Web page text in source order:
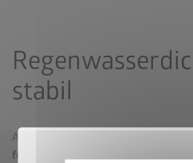
stabil
All unsere Biohort Gartenboxen sind
feuerverzinktem, polyamid-